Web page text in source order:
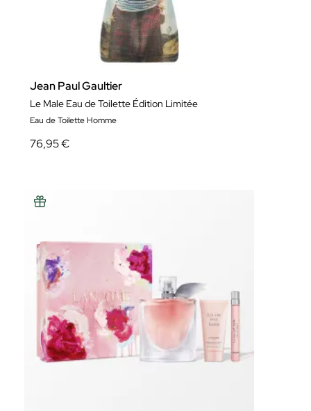
Jean Paul Gaultier
Le Male Eau de Toilette Édition Limitée
Eau de Toilette Homme
76,95 €